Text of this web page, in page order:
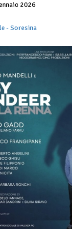
2026
- Soresina